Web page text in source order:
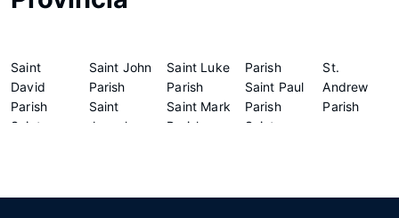
Saint
David
Parish
Saint
Saint John
Parish
Saint
Joseph
Saint Luke
Parish
Saint Mark
Parish
Parish
Saint Paul
Parish
Saint
St.
Andrew
Parish